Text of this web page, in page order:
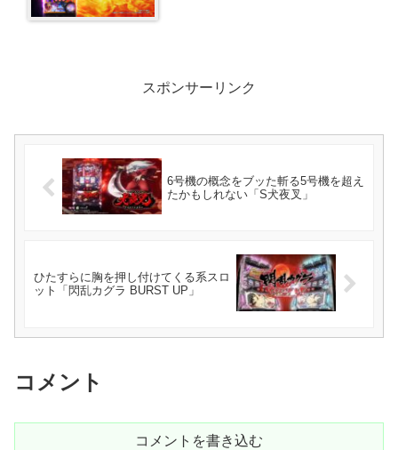
スポンサーリンク
6号機の概念をブッた斬る5号機を超え
たかもしれない「S犬夜叉」
ひたすらに胸を押し付けてくる系スロ
ット「閃乱カグラ BURST UP」
コメント
コメントを書き込む